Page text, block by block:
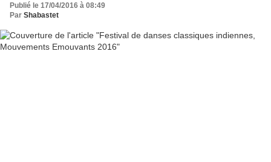
Publié le 17/04/2016 à 08:49
Par Shabastet